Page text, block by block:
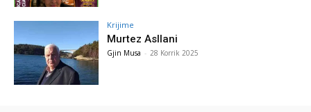
Krijime
Murtez Asllani
Gjin Musa - 28 Korrik 2025